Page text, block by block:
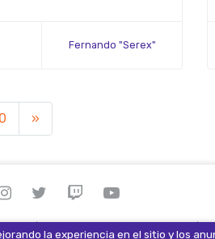
Fernando "Serex"
»
Términos y Condiciones
la experiencia en el sitio y los